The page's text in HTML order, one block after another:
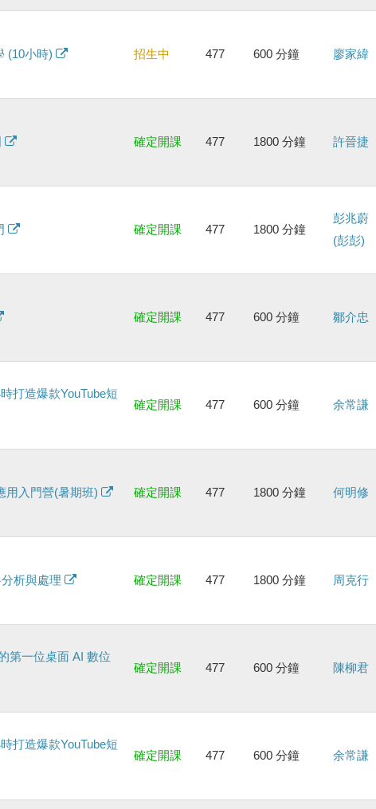
(10小時) 招生中 477 600 分鐘 廖家緯
確定開課 477 1800 分鐘 許晉捷
確定開課 477 1800 分鐘
彭兆蔚
(彭彭)
確定開課 477 600 分鐘 鄒介忠
打造爆款YouTube短
確定開課 477 600 分鐘 余常謙
用入門營(暑期班) 確定開課 477 1800 分鐘 何明修
析與處理 確定開課 477 1800 分鐘 周克行
第一位桌面 AI 數位
確定開課 477 600 分鐘 陳柳君
打造爆款YouTube短
確定開課 477 600 分鐘 余常謙